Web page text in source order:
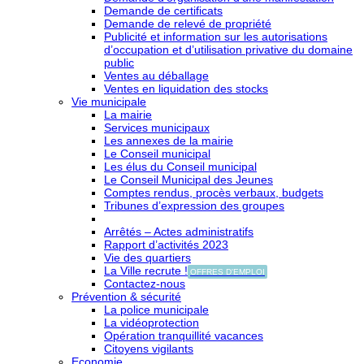
Demande de certificats
Demande de relevé de propriété
Publicité et information sur les autorisations
d’occupation et d’utilisation privative du domaine
public
Ventes au déballage
Ventes en liquidation des stocks
Vie municipale
La mairie
Services municipaux
Les annexes de la mairie
Le Conseil municipal
Les élus du Conseil municipal
Le Conseil Municipal des Jeunes
Comptes rendus, procès verbaux, budgets
Tribunes d’expression des groupes
Arrêtés – Actes administratifs
Rapport d’activités 2023
Vie des quartiers
La Ville recrute ! OFFRES D'EMPLOI
Contactez-nous
Prévention & sécurité
La police municipale
La vidéoprotection
Opération tranquillité vacances
Citoyens vigilants